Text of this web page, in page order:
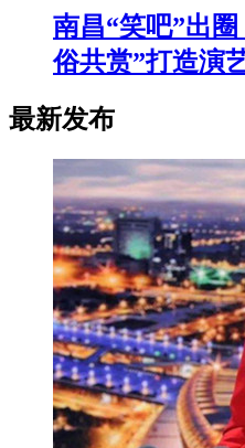
南昌“笑吧”出
俗共赏”打造演
最新发布